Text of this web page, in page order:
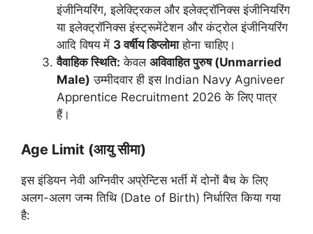
इंजीनियरिंग, इलेक्ट्रिकल और इलेक्ट्रॉनिक्स इंजीनियरिंग
या इलेक्ट्रॉनिक्स इंस्ट्रूमेंटेशन और कंट्रोल इंजीनियरिंग
आदि विषय में 3 वर्षीय डिप्लोमाहोना चाहिए।
वैवाहिक स्थिति: केवल अविवाहित पुरुष (Unmarried
Male) उम्मीदवार ही इस Indian Navy Agniveer
Apprentice Recruitment 2026 के लिए पात्र
हैं।
Age Limit (आयु सीमा)
इस इंडियन नेवी अग्निवीर अप्रेन्टिस भर्ती में दोनों बैच के लिए
अलग-अलग जन्म तिथि (Date of Birth) निर्धारित किया गया
है: